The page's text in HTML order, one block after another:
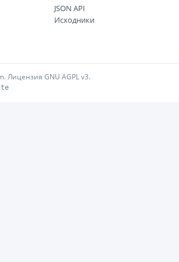
JSON API
Исходники
Лицензия GNU AGPL v3.